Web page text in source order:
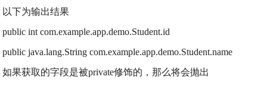
以下为输出结果
public int com.example.app.demo.Student.id
public java.lang.String com.example.app.demo.Student.name
如果获取的字段是被private修饰的，那么将会抛出